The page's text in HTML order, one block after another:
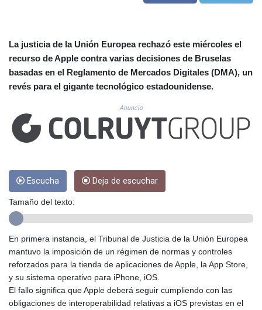
CUC 1.156136
CZK 24.258158
DJF 205.46888
DOP 67.345355
DZD 153.688625
EGP 57.293288
ERN 17.342035
ETB 184.982115
GBP 0.856968
GEL 3.017966
GGP 0.859288
GIP 0.859288
GMD 84.980421
GNF 10145.090599
GTQ 8.820142
GYD 241.849406
HKD 9.067746
HNL 31.077375
La justicia de la Unión Europea rechazó este miércoles el
recurso de Apple contra varias decisiones de Bruselas
basadas en el Reglamento de Mercados Digitales (DMA), un
revés para el gigante tecnológico estadounidense.
Anuncio
Escucha Deja de escuchar
Tamaño del texto:
En primera instancia, el Tribunal de Justicia de la Unión Europea
mantuvo la imposición de un régimen de normas y controles
reforzados para la tienda de aplicaciones de Apple, la App Store,
y su sistema operativo para iPhone, iOS.
El fallo significa que Apple deberá seguir cumpliendo con las
obligaciones de interoperabilidad relativas a iOS previstas en el